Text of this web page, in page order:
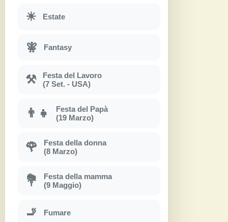
☀ Estate
🧚 Fantasy
⚒
Festa del Lavoro
(7 Set. - USA)
👨‍👧
Festa del Papà
(19 Marzo)
🌹
Festa della donna
(8 Marzo)
💐
Festa della mamma
(9 Maggio)
🚬 Fumare